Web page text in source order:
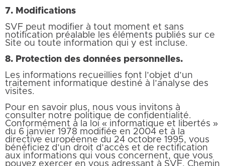
7. Modifications
SVF peut modifier à tout moment et sans
notification préalable les éléments publiés sur ce
Site ou toute information qui y est incluse.
8. Protection des données personnelles.
Les informations recueillies font l’objet d’un
traitement informatique destiné à l’analyse des
visites.
Pour en savoir plus, nous vous invitons à
consulter notre politique de confidentialité.
Conformément à la loi « informatique et libertés »
du 6 janvier 1978 modifiée en 2004 et à la
directive européenne du 24 octobre 1995, vous
bénéficiez d’un droit d’accès et de rectification
aux informations qui vous concernent, que vous
pouvez exercer en vous adressant à SVF, Chemin